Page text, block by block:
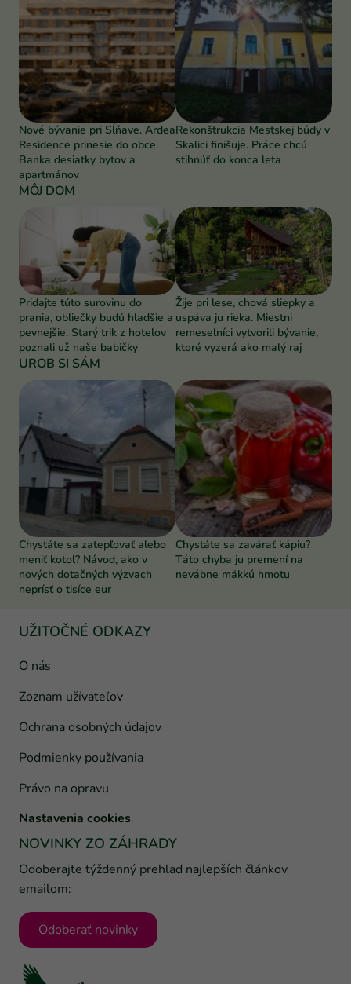
Nové bývanie pri Sĺňave. Ardea
Residence prinesie do obce
Banka desiatky bytov a
apartmánov
Rekonštrukcia Mestskej búdy v
Skalici finišuje. Práce chcú
stihnúť do konca leta
MÔJ DOM
Pridajte túto surovinu do
prania, obliečky budú hladšie a
pevnejšie. Starý trik z hotelov
poznali už naše babičky
Žije pri lese, chová sliepky a
uspáva ju rieka. Miestni
remeselníci vytvorili bývanie,
ktoré vyzerá ako malý raj
UROB SI SÁM
Chystáte sa zatepľovať alebo
meniť kotol? Návod, ako v
nových dotačných výzvach
neprísť o tisíce eur
Chystáte sa zavárať kápiu?
Táto chyba ju premení na
nevábne mäkkú hmotu
UŽITOČNÉ ODKAZY
O nás
Zoznam užívateľov
Ochrana osobných údajov
Podmienky používania
Právo na opravu
Nastavenia cookies
NOVINKY ZO ZÁHRADY
Odoberajte týždenný prehľad najlepších článkov
emailom:
Odoberať novinky